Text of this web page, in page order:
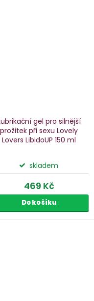
gel pro silnější
prožitek při sexu Lovely
Lovers LibidoUP 150 ml
skladem
469 Kč
Do košíku